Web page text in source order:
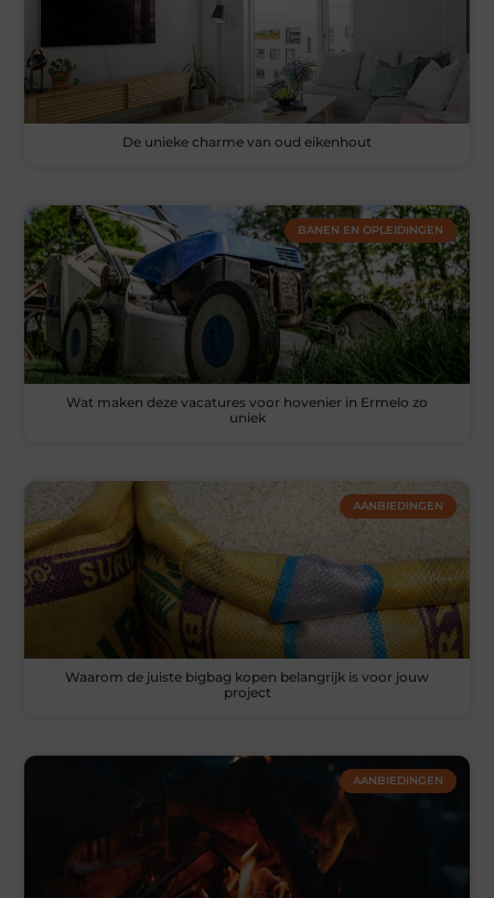
De unieke charme van oud eikenhout
BANEN EN OPLEIDINGEN
Wat maken deze vacatures voor hovenier in Ermelo zo
uniek
AANBIEDINGEN
Waarom de juiste bigbag kopen belangrijk is voor jouw
project
AANBIEDINGEN